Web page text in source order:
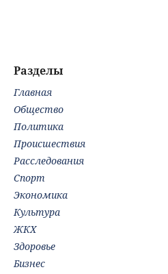
Разделы
Главная
Общество
Политика
Происшествия
Расследования
Спорт
Экономика
Культура
ЖКХ
Здоровье
Бизнес